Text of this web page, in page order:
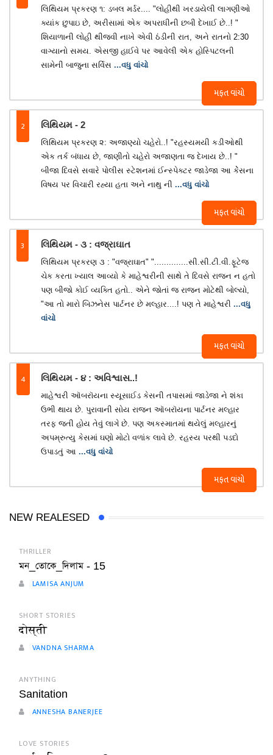
મફત વાંચો
લિથિયમ પ્રકરણ ૧: ડબલ મર્ડર.... "લોહીથી ખરડાયેલી લાગણીઓ
ક્યાંક છુપાઇ છે, અરીસામાં એક અપરાધીની છબી દેખાઈ છે..! "
શિયાળાની લોહી થીજવી નાખે એવી ઠંડીની રાત, અને રાતનો 2:30
વાગ્યાનો સમય. એસજી હાઈવે પર આવેલી એક હોસ્પિટલની
સામેની બાજુના સર્વિસ ...વધુ વાંચો
2 લિથિયમ - 2
મફત વાંચો
લિથિયમ પ્રકરણ ૨: અજાણ્યો ચહેરો..! "રહસ્યમયી કડીઓથી
એક તર્ક બંધાય છે, જાણીતો ચહેરો અજાણતા જ દેખાય છે..! "
બીજા દિવસે સવારે પોલીસ સ્ટેશનમાં ઈન્સ્પેક્ટર જાડેજા આ કેેસના
વિષય પર વિચારી રહ્યા હતા અને નાથુ ની ...વધુ વાંચો
3 લિથિયમ - ૩ : વજ્રાઘાત
મફત વાંચો
લિથિયમ પ્રકરણ ૩ : "વજ્રાઘાત" "..............સી.સી.ટી.વી.ફૂટેજ
ચેક કરતા ખ્યાલ આવ્યો કે માહેશ્વરીની સાથે તે દિવસે રાજન ન હતો
પણ બીજો કોઈ વ્યક્તિ હતો.. એને જોતાં જ રાજન મોટેથી બોલ્યો,
"આ તો મારો બિઝનેસ પાર્ટનર છે મલ્હાર....! પણ તે માહેશ્વરી ...વધુ
વાંચો
4 લિથિયમ - ૪ : અવિશ્વાસ..!
મફત વાંચો
માહેશ્વરી ઑબરૉયના સ્યૂસાઈડ કેસની તપાસમાં જાડેજા ને શંકા
ઉભી થાય છે. પુરાવાની સોય રાજન ઑબરૉયના પાર્ટનર મલ્હાર
તરફ જતી હોય તેવું લાગે છે. પણ અકસ્માતમાં થયેલું મલ્હારનું
અપમ્રુત્યુ કેસમાં ઘણો મોટો વળાંક લાવે છે. રહસ્ય પરથી પડદો
ઉપાડતું આ ...વધુ વાંચો
NEW REALESED
THRILLER
মন_তোকে_দিলাম - 15
LAMISA ANJUM
SHORT STORIES
दोस्ती
VANDNA SHARMA
ANYTHING
Sanitation
ANNESHA BANERJEE
LOVE STORIES